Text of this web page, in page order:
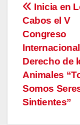
de
Inicia en
Cabos el V
Congreso
Derecho de
Animales
Somos
Sintientes”